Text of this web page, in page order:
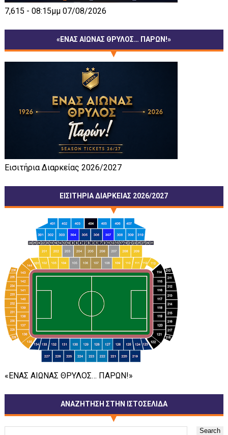
7,615 - 08:15μμ 07/08/2026
«ΕΝΑΣ ΑΙΩΝΑΣ ΘΡΥΛΟΣ… ΠΑΡΩΝ!»
Εισιτήρια Διαρκείας 2026/2027
ΕΙΣΙΤΗΡΙΑ ΔΙΑΡΚΕΙΑΣ 2026/2027
«ΕΝΑΣ ΑΙΩΝΑΣ ΘΡΥΛΟΣ… ΠΑΡΩΝ!»
ΑΝΑΖΗΤΗΣΗ ΣΤΗΝ ΙΣΤΟΣΕΛΙΔΑ